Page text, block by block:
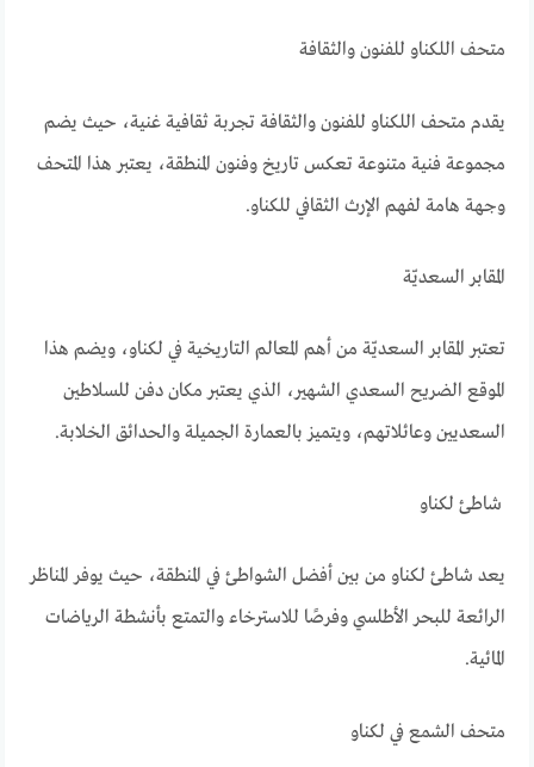
متحف اللكناو للفنون والثقافة
يقدم متحف اللكناو للفنون والثقافة تجربة ثقافية غنية، حيث يضم
مجموعة فنية متنوعة تعكس تاريخ وفنون المنطقة، يعتبر هذا المتحف
وجهة هامة لفهم الإرث الثقافي للكناو.
المقابر السعديّة
تعتبر المقابر السعديّة من أهم المعالم التاريخية في لكناو، ويضم هذا
الموقع الضريح السعدي الشهير، الذي يعتبر مكان دفن للسلاطين
السعديين وعائلاتهم، ويتميز بالعمارة الجميلة والحدائق الخلابة.
شاطئ لكناو
يعد شاطئ لكناو من بين أفضل الشواطئ في المنطقة، حيث يوفر المناظر
الرائعة للبحر الأطلسي وفرصًا للاسترخاء والتمتع بأنشطة الرياضات
المائية.
متحف الشمع في لكناو